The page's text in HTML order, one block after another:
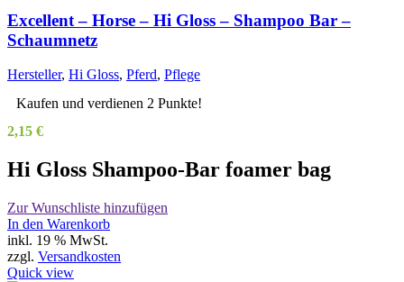
Excellent – Horse – Hi Gloss – Shampoo Bar –
Schaumnetz
Hersteller, Hi Gloss, Pferd, Pflege
Kaufen und verdienen 2 Punkte!
2,15 €
Hi Gloss Shampoo-Bar foamer bag
Zur Wunschliste hinzufügen
In den Warenkorb
inkl. 19 % MwSt.
zzgl. Versandkosten
Quick view